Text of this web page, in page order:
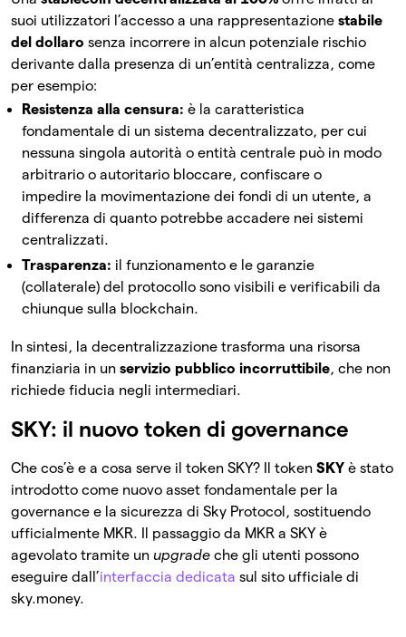
suoi utilizzatori l’accesso a una rappresentazione stabile
del dollaro senza incorrere in alcun potenziale rischio
derivante dalla presenza di un’entità centralizza, come
per esempio:
Resistenza alla censura: è la caratteristica
fondamentale di un sistema decentralizzato, per cui
nessuna singola autorità o entità centrale può in modo
arbitrario o autoritario bloccare, confiscare o
impedire la movimentazione dei fondi di un utente, a
differenza di quanto potrebbe accadere nei sistemi
centralizzati.
Trasparenza: il funzionamento e le garanzie
(collaterale) del protocollo sono visibili e verificabili da
chiunque sulla blockchain.
In sintesi, la decentralizzazione trasforma una risorsa
finanziaria in un servizio pubblico incorruttibile, che non
richiede fiducia negli intermediari.
SKY: il nuovo token di governance
Che cos’è e a cosa serve il token SKY? Il token SKY è stato
introdotto come nuovo asset fondamentale per la
governance e la sicurezza di Sky Protocol, sostituendo
ufficialmente MKR. Il passaggio da MKR a SKY è
agevolato tramite un upgrade che gli utenti possono
eseguire dall’interfaccia dedicata sul sito ufficiale di
sky.money.